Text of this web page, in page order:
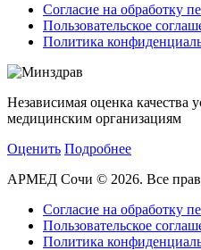
Согласие на обработку
Пользовательское
Политика
Независимая оценка качества
медицинским организациям
Оценить Подробнее
АРМЕД Сочи © 2026. Все
Согласие на обработку
Пользовательское
Политика